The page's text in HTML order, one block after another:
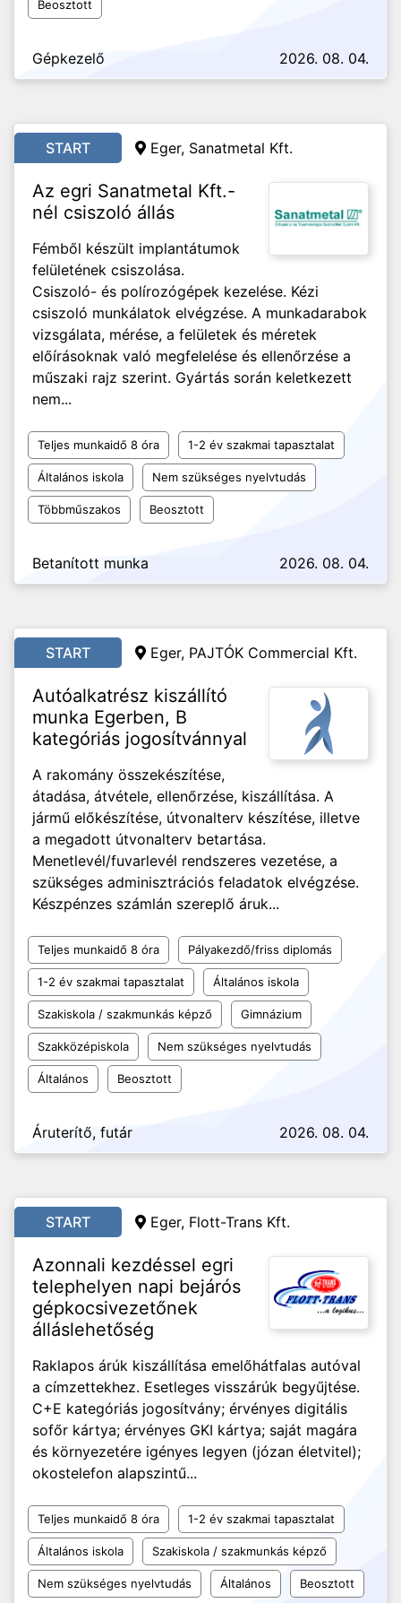
Beosztott
Gépkezelő 2026. 08. 04.
START Eger, Sanatmetal Kft.
Az egri Sanatmetal Kft.-
nél csiszoló állás
Fémből készült implantátumok
felületének csiszolása.
Csiszoló- és polírozógépek kezelése. Kézi
csiszoló munkálatok elvégzése. A munkadarabok
vizsgálata, mérése, a felületek és méretek
előírásoknak való megfelelése és ellenőrzése a
műszaki rajz szerint. Gyártás során keletkezett
nem...
Teljes munkaidő 8 óra 1-2 év szakmai tapasztalat
Általános iskola Nem szükséges nyelvtudás
Többműszakos Beosztott
Betanított munka 2026. 08. 04.
START Eger, PAJTÓK Commercial Kft.
Autóalkatrész kiszállító
munka Egerben, B
kategóriás jogosítvánnyal
A rakomány összekészítése,
átadása, átvétele, ellenőrzése, kiszállítása. A
jármű előkészítése, útvonalterv készítése, illetve
a megadott útvonalterv betartása.
Menetlevél/fuvarlevél rendszeres vezetése, a
szükséges adminisztrációs feladatok elvégzése.
Készpénzes számlán szereplő áruk...
Teljes munkaidő 8 óra Pályakezdő/friss diplomás
1-2 év szakmai tapasztalat Általános iskola
Szakiskola / szakmunkás képző Gimnázium
Szakközépiskola Nem szükséges nyelvtudás
Általános Beosztott
Áruterítő, futár 2026. 08. 04.
START Eger, Flott-Trans Kft.
Azonnali kezdéssel egri
telephelyen napi bejárós
gépkocsivezetőnek
álláslehetőség
Raklapos árúk kiszállítása emelőhátfalas autóval
a címzettekhez. Esetleges visszárúk begyűjtése.
C+E kategóriás jogosítvány; érvényes digitális
sofőr kártya; érvényes GKI kártya; saját magára
és környezetére igényes legyen (józan életvitel);
okostelefon alapszintű...
Teljes munkaidő 8 óra 1-2 év szakmai tapasztalat
Általános iskola Szakiskola / szakmunkás képző
Nem szükséges nyelvtudás Általános Beosztott